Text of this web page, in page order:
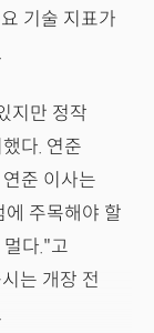
기술 지표가
지만 정작
다. 연준
준 이사는
주목해야 할
다."고
는 개장 전